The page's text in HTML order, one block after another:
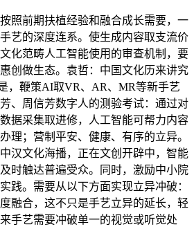
前期扶植经验和融合成长需要，一
艺的深度连系。使生成内容取支流价
化范畴人工智能使用的审查机制，要
创做生态。袁哲：中国文化历来讲究
，鞭策AI取VR、AR、MR等新手艺
、周信芳数字人的测验考试：通过对
据采集取进修，人工智能可帮力内容
理；营制平安、健康、有序的立异。
汉文化海播，正在文创开辟中，智能
时触达普遍受众。同时，激励中小院
践。需要从以下方面实现立异冲破：
融合，这不只是手艺立异的延长，轻
手艺需要冲破单一的视觉或听觉处